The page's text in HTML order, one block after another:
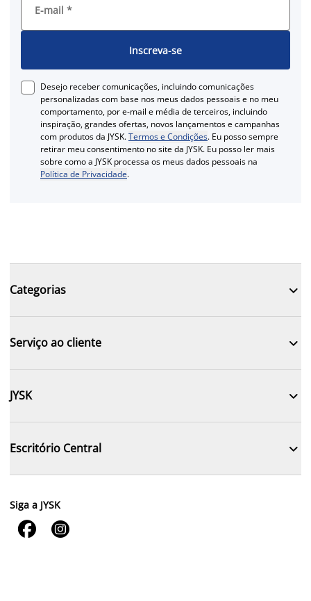
E-mail *
Inscreva-se
Desejo receber comunicações, incluindo comunicações
personalizadas com base nos meus dados pessoais e no meu
comportamento, por e-mail e média de terceiros, incluindo
inspiração, grandes ofertas, novos lançamentos e campanhas
com produtos da JYSK.Termos e Condições. Eu posso sempre
retirar meu consentimento no site da JYSK. Eu posso ler mais
sobre como a JYSK processa os meus dados pessoais na
Política de Privacidade.
Categorias 
Serviço ao cliente 
JYSK 
Escritório Central 
Siga a JYSK
 